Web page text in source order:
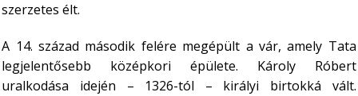
szerzetes élt.
A 14. század második felére megépült a vár, amely Tata
legjelentősebb középkori épülete. Károly Róbert
uralkodása idején – 1326-tól – királyi birtokká vált.